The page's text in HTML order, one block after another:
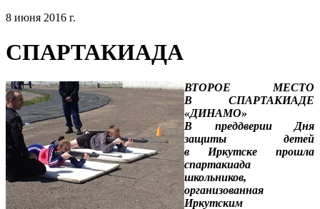
8 июня 2016 г.
СПАРТАКИАДА
ВТОРОЕ МЕСТО
В СПАРТАКИАДЕ
«ДИНАМО»
В преддверии Дня
защиты детей
в Иркутске прошла
спартакиада
школьников,
организованная
Иркутским